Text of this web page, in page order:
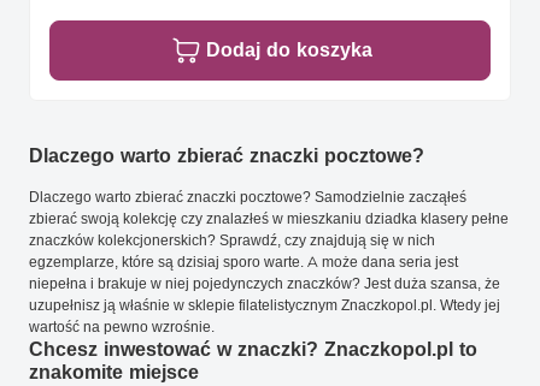
Dodaj do koszyka
Dlaczego warto zbierać znaczki pocztowe?
Dlaczego warto zbierać znaczki pocztowe? Samodzielnie zacząłeś
zbierać swoją kolekcję czy znalazłeś w mieszkaniu dziadka klasery pełne
znaczków kolekcjonerskich? Sprawdź, czy znajdują się w nich
egzemplarze, które są dzisiaj sporo warte. A może dana seria jest
niepełna i brakuje w niej pojedynczych znaczków? Jest duża szansa, że
uzupełnisz ją właśnie w sklepie filatelistycznym Znaczkopol.pl. Wtedy jej
wartość na pewno wzrośnie.
Chcesz inwestować w znaczki? Znaczkopol.pl to
znakomite miejsce